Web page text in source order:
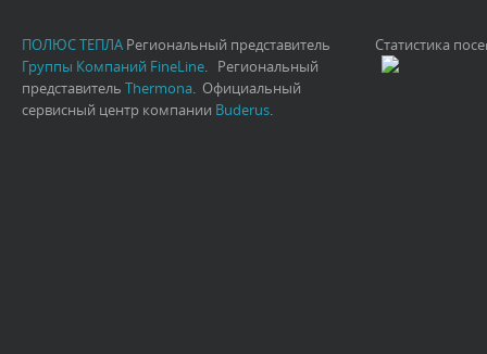
ПОЛЮС ТЕПЛА Региональный представитель
Группы Компаний FineLine. Региональный
представитель Thermona. Официальный
сервисный центр компании Buderus.
Статистика